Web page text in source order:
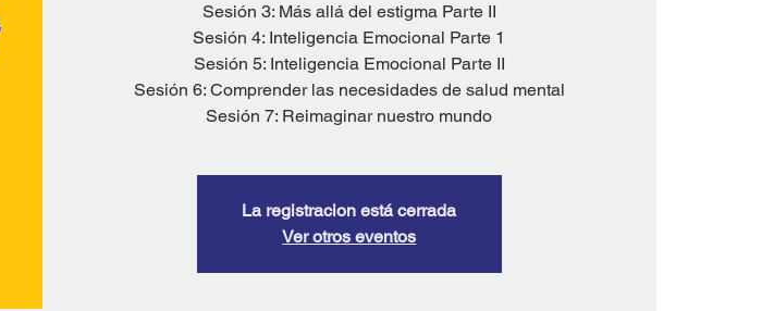
Sesión 3: Más allá del estigma Parte II
Sesión 4: Inteligencia Emocional Parte 1
Sesión 5: Inteligencia Emocional Parte II
Sesión 6: Comprender las necesidades de salud mental
Sesión 7: Reimaginar nuestro mundo
La registracion está cerrada
Ver otros eventos